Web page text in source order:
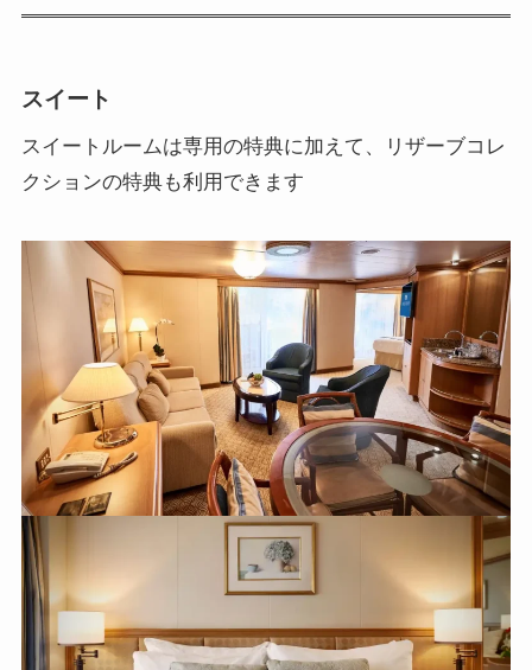
スイート
スイートルームは専用の特典に加えて、リザーブコレ
クションの特典も利用できます